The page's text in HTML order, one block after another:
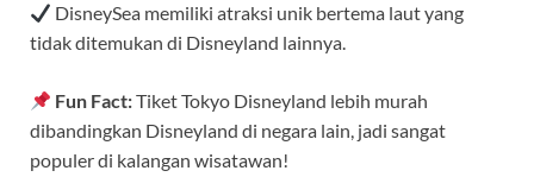
DisneySea memiliki atraksi unik bertema laut yang
tidak ditemukan di Disneyland lainnya.
Fun Fact:Tiket Tokyo Disneyland lebih murah
dibandingkan Disneyland di negara lain, jadi sangat
populer di kalangan wisatawan!